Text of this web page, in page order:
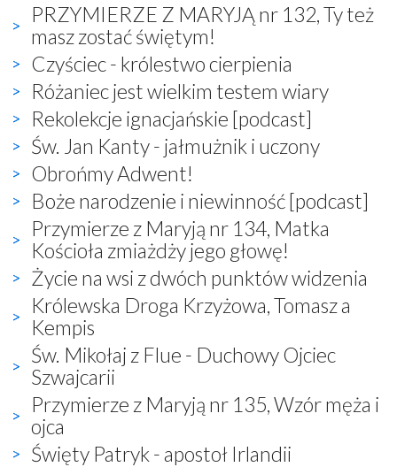
PRZYMIERZE Z MARYJĄ nr 132, Ty też
masz zostać świętym!
Czyściec - królestwo cierpienia
Różaniec jest wielkim testem wiary
Rekolekcje ignacjańskie [podcast]
Św. Jan Kanty - jałmużnik i uczony
Obrońmy Adwent!
Boże narodzenie i niewinność [podcast]
Przymierze z Maryją nr 134, Matka
Kościoła zmiażdży jego głowę!
Życie na wsi z dwóch punktów widzenia
Królewska Droga Krzyżowa, Tomasz a
Kempis
Św. Mikołaj z Flue - Duchowy Ojciec
Szwajcarii
Przymierze z Maryją nr 135, Wzór męża i
ojca
Święty Patryk - apostoł Irlandii